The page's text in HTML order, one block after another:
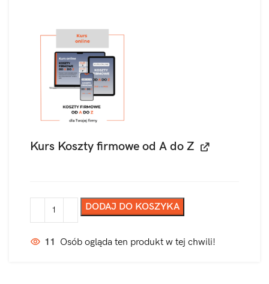
Kurs Koszty firmowe od A do Z
DODAJ DO KOSZYKA
11 Osób ogląda ten produkt w tej chwili!